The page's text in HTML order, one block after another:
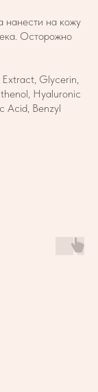
нанести на кожу
Осторожно
Glycerin,
Hyaluronic
Acid, Benzyl